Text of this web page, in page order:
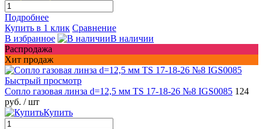
Подробнее
Купить в 1 клик Сравнение
В избранное
В наличии
Распродажа
Хит продаж
Быстрый просмотр
Сопло газовая линза d=12,5 мм TS 17-18-26 №8 IGS0085 124
руб. / шт
Купить